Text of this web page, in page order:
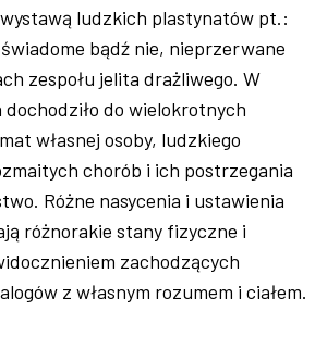
ludzkich plastynatów pt.:
bądź nie, nieprzerwane
zespołu jelita drażliwego. W
do wielokrotnych
własnej osoby, ludzkiego
chorób i ich postrzegania
Różne nasycenia i ustawienia
różnorakie stany fizyczne i
zachodzących
z własnym rozumem i ciałem.